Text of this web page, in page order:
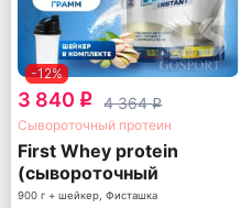
-12%
3 840 q 4 364q
Сывороточный протеин
First Whey protein
(сывороточный
протеин)
900 г + шейкер, Фисташка